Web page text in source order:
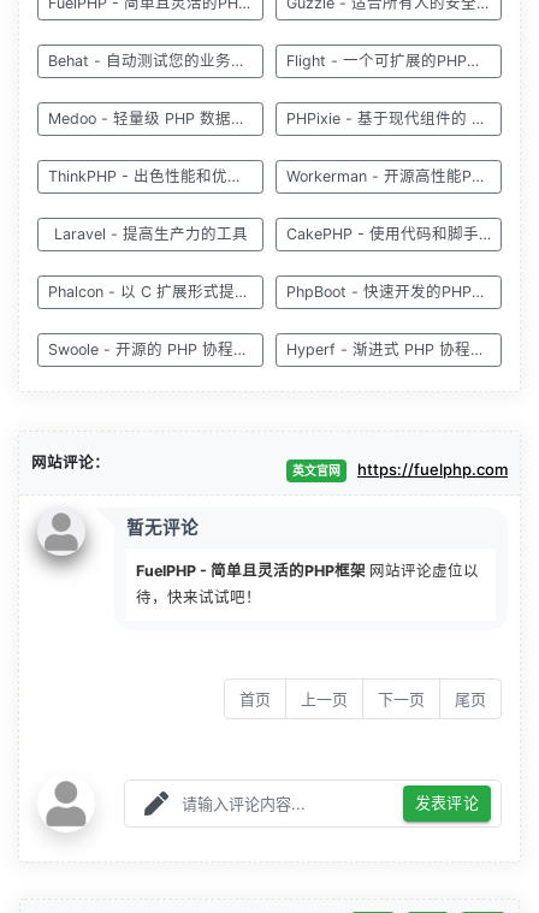
Behat - 自动测试您的业务预期的php框架 Flight - 一个可扩展的PHP微框架
Medoo - 轻量级 PHP 数据库框架 PHPixie - 基于现代组件的 PHP 框架
ThinkPHP - 出色性能和优雅易用 Workerman - 开源高性能PHP应用容器
Laravel - 提高生产力的工具 CakePHP - 使用代码和脚手架快速构建原型
Phalcon - 以 C 扩展形式提供的全栈 PHP 框架 PhpBoot - 快速开发的PHP框架
Swoole - 开源的 PHP 协程框架 Hyperf - 渐进式 PHP 协程框架
网站评论： 英文官网 https://fuelphp.com
暂无评论
FuelPHP - 简单且灵活的PHP框架 网站评论虚位以
待，快来试试吧！
首页 上一页 下一页 尾页
发表评论